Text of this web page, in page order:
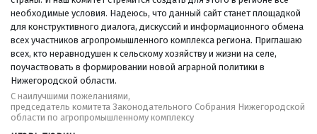
необходимые условия. Надеюсь, что данный сайт станет площадкой
для конструктивного диалога, дискуссий и информационного обмена
всех участников агропромышленного комплекса региона. Приглашаю
всех, кто неравнодушен к сельскому хозяйству и жизни на селе,
поучаствовать в формировании новой аграрной политики в
Нижегородской области.
С наилучшими пожеланиями,
председатель комитета Законодательного Собрания Нижегородской
области по агропромышленному комплексу